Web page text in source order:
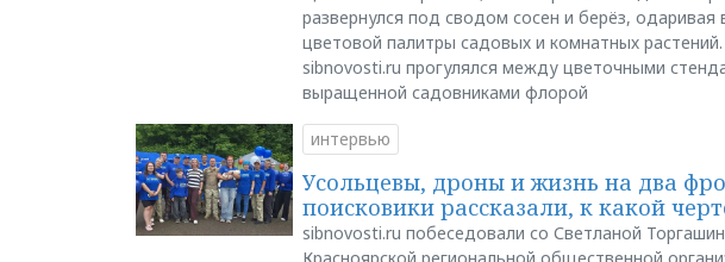
развернулся под сводом сосен и берёз, одаривая
цветовой палитры садовых и комнатных
sibnovosti.ru прогулялся между цветочными
выращенной садовниками флорой
интервью
Усольцевы, дроны и жизнь на два
поисковики рассказали, к какой
sibnovosti.ru побеседовали со Светланой